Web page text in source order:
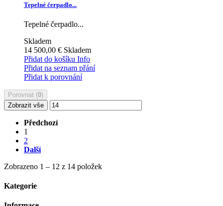
Tepelné čerpadlo...
Tepelné čerpadlo...
Skladem
14 500,00 € Skladem
Přidat do košíku Info
Přidat na seznam přání
Přidat k porovnání
Porovnat (0)
Zobrazit vše
Předchozí
1
2
Další
Zobrazeno 1 – 12 z 14 položek
Kategorie